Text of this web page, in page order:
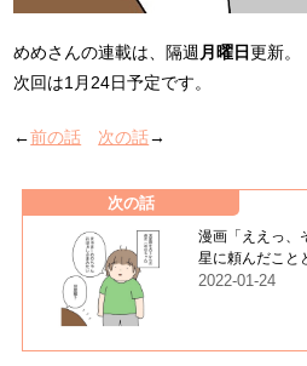
めめさんの連載は、隔週 月曜日更新。
次回は1月24日予定です。
←前の話 次の話→
次の話
漫画「ええっ、
星に頼んだこと
2022-01-24